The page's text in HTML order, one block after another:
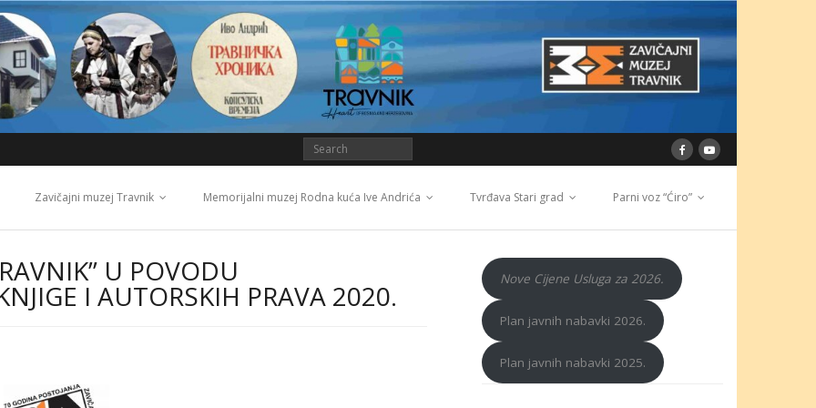
Zavičajni muzej Travnik Memorijalni muzej Rodna kuća Ive Andrića Tvrđava Stari grad Parni voz “Ćiro”
U POVODU
I AUTORSKIH PRAVA 2020. Nove Cijene Usluga za 2026.
Plan javnih nabavki 2026.
Plan javnih nabavki 2025.